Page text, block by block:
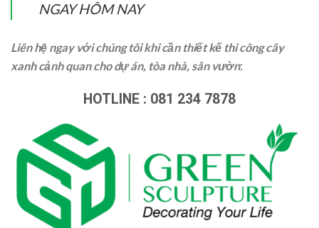
NGAY HÔM NAY
Liên hệ ngay với chúng tôi khi cần thiết kế thi công cây
xanh cảnh quan cho dự án, tòa nhà, sân vườn:
HOTLINE : 081 234 7878